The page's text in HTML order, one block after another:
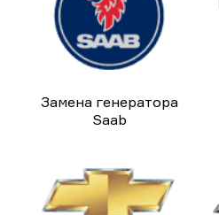
Замена генератора
Saab